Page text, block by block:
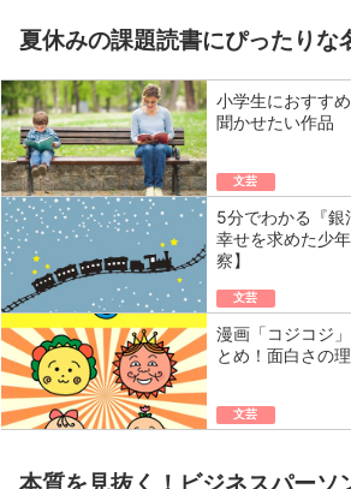
夏休みの課題読書にぴったりな
小学生におすす
聞かせたい作品
文芸
5分でわかる『銀
幸せを求めた少
察】
文芸
漫画「コジコジ
とめ！面白さの
文芸